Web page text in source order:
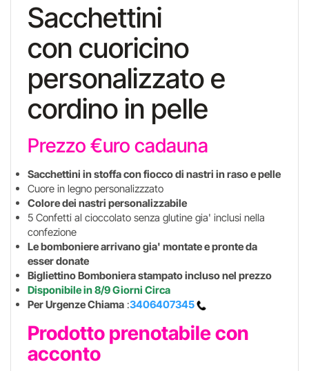
Sacchettini
con cuoricino
personalizzato e
cordino in pelle
Prezzo €uro cadauna
Sacchettini in stoffa con fiocco di nastri in raso e pelle
Cuore in legno personalizzzato
Colore dei nastri personalizzabile
5 Confetti al cioccolato senza glutine gia' inclusi nella
confezione
Le bomboniere arrivano gia' montate e pronte da
esser donate
Bigliettino Bomboniera stampato incluso nel prezzo
Disponibile in 8/9 Giorni Circa
Per Urgenze Chiama :3406407345
Prodotto prenotabile con
acconto